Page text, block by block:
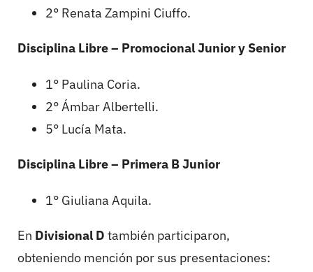
2° Renata Zampini Ciuffo.
Disciplina Libre – Promocional Junior y Senior
1° Paulina Coria.
2° Ámbar Albertelli.
5° Lucía Mata.
Disciplina Libre – Primera B Junior
1° Giuliana Aquila.
En Divisional D también participaron,
obteniendo mención por sus presentaciones: